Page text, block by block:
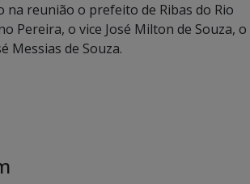
na reunião o prefeito de Ribas do Rio
Pereira, o vice José Milton de Souza, o
Messias de Souza.